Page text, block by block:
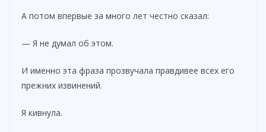
А потом впервые за много лет честно сказал:
— Я не думал об этом.
И именно эта фраза прозвучала правдивее всех его
прежних извинений.
Я кивнула.